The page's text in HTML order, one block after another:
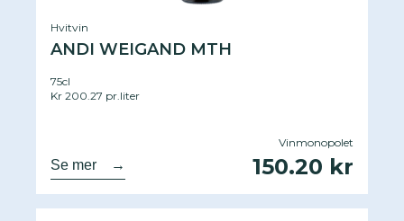
Hvitvin
ANDI WEIGAND MTH
75cl
Kr 200.27 pr.liter
Se mer →
Vinmonopolet
150.20 kr